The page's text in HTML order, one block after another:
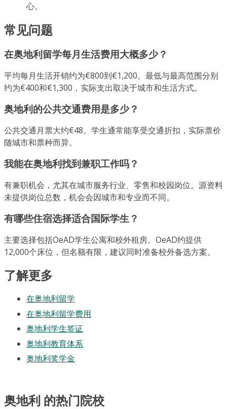
心。
常见问题
在奥地利留学每月生活费用大概多少？
平均每月生活开销约为€800到€1,200。最低与最高范围分别
约为€400和€1,300，实际支出取决于城市和生活方式。
奥地利的公共交通费用是多少？
公共交通月票大约€48。学生通常能享受交通折扣，实际票价
随城市和票种而异。
我能在奥地利找到兼职工作吗？
有兼职机会，尤其在城市服务行业、零售和校园岗位。源资料
未提供岗位总数，机会会因城市和专业而不同。
有哪些住宿选择适合国际学生？
主要选择包括OeAD学生公寓和校外租房。OeAD约提供
12,000个床位，但名额有限，建议同时准备校外备选方案。
了解更多
在奥地利留学
在奥地利留学费用
奥地利学生签证
奥地利教育体系
奥地利奖学金
奥地利 的热门院校